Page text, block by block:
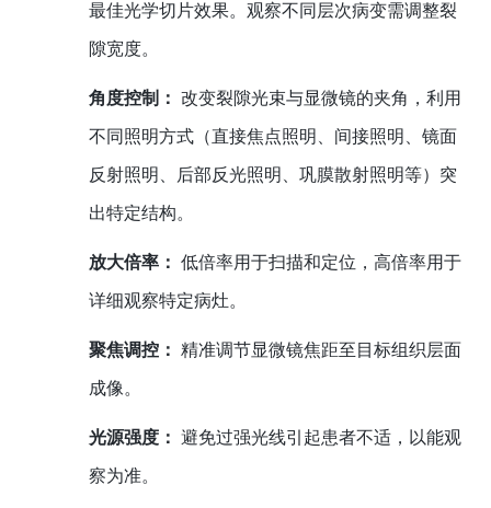
最佳光学切片效果。观察不同层次病变需调整裂
隙宽度。
角度控制： 改变裂隙光束与显微镜的夹角，利用
不同照明方式（直接焦点照明、间接照明、镜面
反射照明、后部反光照明、巩膜散射照明等）突
出特定结构。
放大倍率： 低倍率用于扫描和定位，高倍率用于
详细观察特定病灶。
聚焦调控： 精准调节显微镜焦距至目标组织层面
成像。
光源强度： 避免过强光线引起患者不适，以能观
察为准。